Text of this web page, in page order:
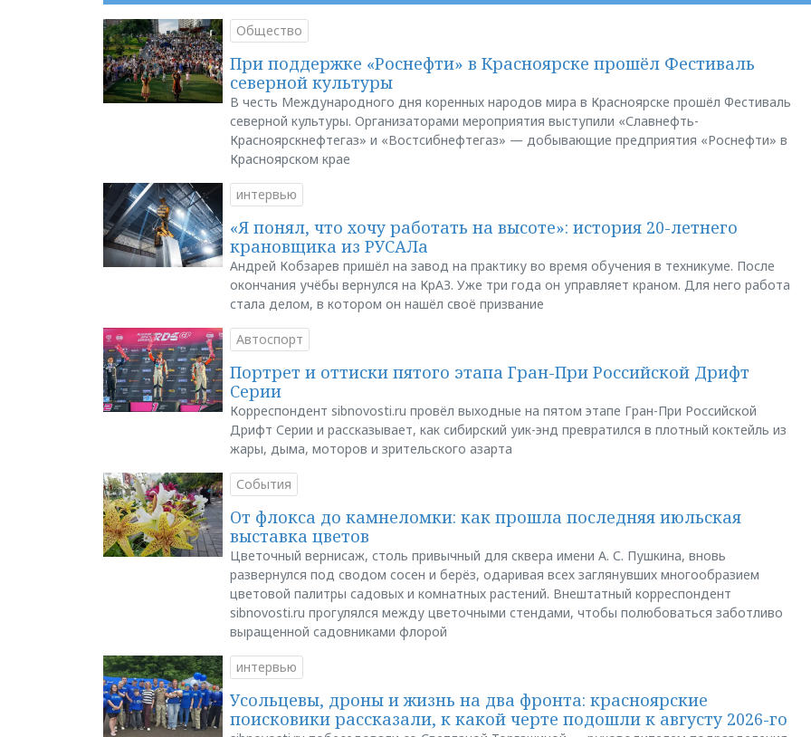
Общество
При поддержке «Роснефти» в Красноярске прошёл Фестиваль
северной культуры
В честь Международного дня коренных народов мира в Красноярске прошёл Фестиваль
северной культуры. Организаторами мероприятия выступили «Славнефть-
Красноярскнефтегаз» и «Востсибнефтегаз» — добывающие предприятия «Роснефти» в
Красноярском крае
интервью
«Я понял, что хочу работать на высоте»: история 20-летнего
крановщика из РУСАЛа
Андрей Кобзарев пришёл на завод на практику во время обучения в техникуме. После
окончания учёбы вернулся на КрАЗ. Уже три года он управляет краном. Для него работа
стала делом, в котором он нашёл своё призвание
Автоспорт
Портрет и оттиски пятого этапа Гран-При Российской Дрифт
Серии
Корреспондент sibnovosti.ru провёл выходные на пятом этапе Гран-При Российской
Дрифт Серии и рассказывает, как сибирский уик-энд превратился в плотный коктейль из
жары, дыма, моторов и зрительского азарта
События
От флокса до камнеломки: как прошла последняя июльская
выставка цветов
Цветочный вернисаж, столь привычный для сквера имени А. С. Пушкина, вновь
развернулся под сводом сосен и берёз, одаривая всех заглянувших многообразием
цветовой палитры садовых и комнатных растений. Внештатный корреспондент
sibnovosti.ru прогулялся между цветочными стендами, чтобы полюбоваться заботливо
выращенной садовниками флорой
интервью
Усольцевы, дроны и жизнь на два фронта: красноярские
поисковики рассказали, к какой черте подошли к августу 2026-го